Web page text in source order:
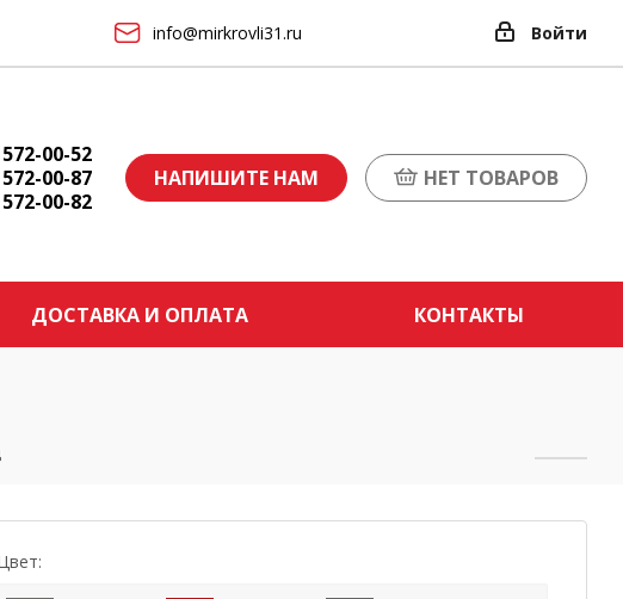
info@mirkrovli31.ru Войти
00-52
00-87
00-82
НАПИШИТЕ НАМ НЕТ ТОВАРОВ
ДОСТАВКА И ОПЛАТА КОНТАКТЫ